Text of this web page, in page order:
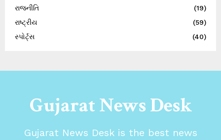
રાજનીતિ
(19)
રાષ્ટ્રીય
(59)
સ્પોર્ટ્સ
(40)
Gujarat News Desk
Gujarat News Desk is the best news